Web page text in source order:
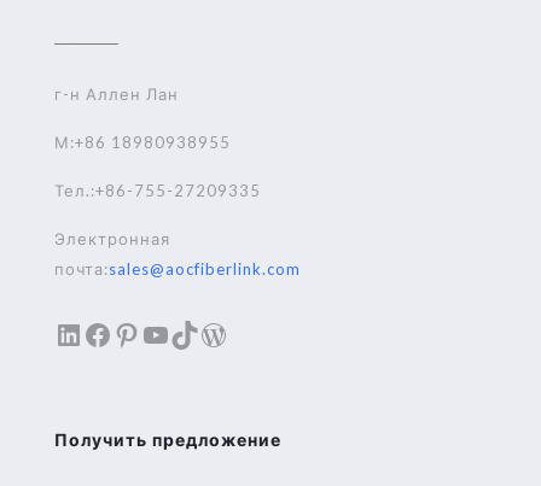
г-н Аллен Лан
М:+86 18980938955
Тел.:+86-755-27209335
Электронная
почта:sales@aocfiberlink.com
LinkedIn
Facebook
Pinterest
YouTube
TikTok
WordPress
Получить предложение